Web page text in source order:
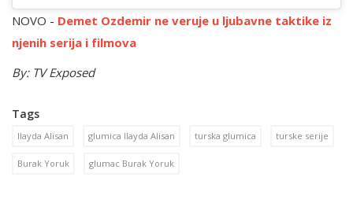
NOVO - Demet Ozdemir ne veruje u ljubavne taktike iz
njenih serija i filmova
By: TV Exposed
Tags
Ilayda Alisan glumica Ilayda Alisan turska glumica turske serije
Burak Yoruk glumac Burak Yoruk